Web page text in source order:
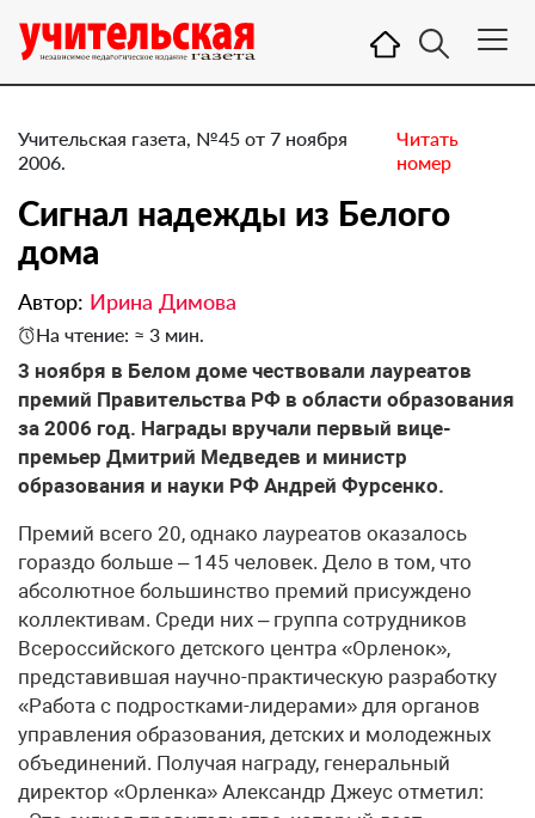
Учительская газета, №45 от 7 ноября
2006.
Читать
номер
Сигнал надежды из Белого
дома
Автор: Ирина Димова
На чтение: ≈ 3 мин.
3 ноября в Белом доме чествовали лауреатов
премий Правительства РФ в области образования
за 2006 год. Награды вручали первый вице-
премьер Дмитрий Медведев и министр
образования и науки РФ Андрей Фурсенко.
Премий всего 20, однако лауреатов оказалось
гораздо больше – 145 человек. Дело в том, что
абсолютное большинство премий присуждено
коллективам. Среди них – группа сотрудников
Всероссийского детского центра «Орленок»,
представившая научно-практическую разработку
«Работа с подростками-лидерами» для органов
управления образования, детских и молодежных
объединений. Получая награду, генеральный
директор «Орленка» Александр Джеус отметил: